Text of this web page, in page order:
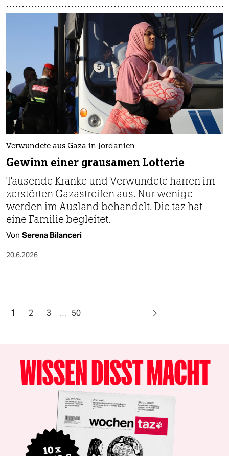
Verwundete aus Gaza in Jordanien
Gewinn einer grausamen Lotterie
Tausende Kranke und Verwundete harren im
zerstörten Gazastreifen aus. Nur wenige
werden im Ausland behandelt. Die taz hat
eine Familie begleitet.
Von Serena Bilanceri
20.6.2026
1 2 3 … 50